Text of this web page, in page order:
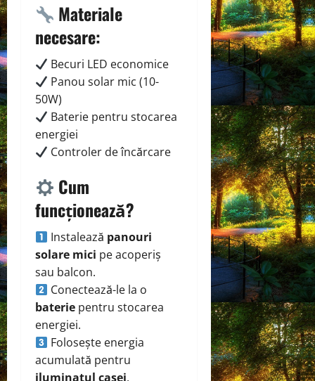
Materiale
necesare:
Becuri LED economice
Panou solar mic (10-
50W)
Baterie pentru stocarea
energiei
Controler de încărcare
Cum
funcționează?
Instalează panouri
solare mici pe acoperiș
sau balcon.
Conectează-le la o
baterie pentru stocarea
energiei.
Folosește energia
acumulată pentru
iluminatul casei.